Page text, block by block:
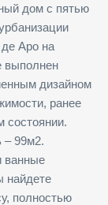
дом с пятью
Аро на
выполнен
дизайном
ранее
состоянии.
99м2.
ванные
найдете
полностью